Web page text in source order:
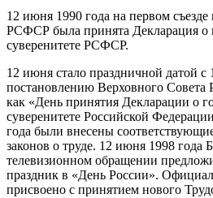
12 июня 1990 года на первом
РСФСР была принята Декларация о
суверенитете РСФСР.
12 июня стало праздничной датой с
постановлению Верховного Совета
как «День принятия Декларации о
суверенитете Российской
года были внесены
законов о труде. 12 июня 1998 года
телевизионном обращении
праздник в «День России».
присвоено с принятием нового